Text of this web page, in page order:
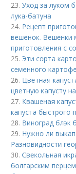
23.Уход за луком
лука-батуна
24. Рецепт
вешенок. Вешенки
приготовления с
25. Эти сорта
семенного
26. Цветная
цветную капусту
27. Квашеная
капуста быстрого
28. Виноград блэк
29. Нужно ли
Разновидности
30.Свекольная
болгарским